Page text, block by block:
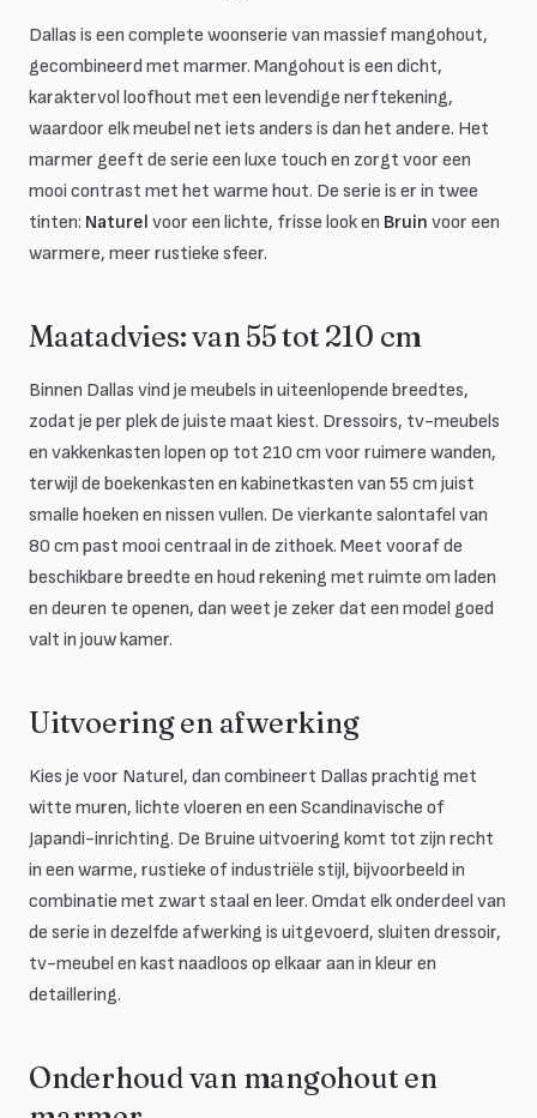
Dallas is een complete woonserie van massief mangohout,
gecombineerd met marmer. Mangohout is een dicht,
karaktervol loofhout met een levendige nerftekening,
waardoor elk meubel net iets anders is dan het andere. Het
marmer geeft de serie een luxe touch en zorgt voor een
mooi contrast met het warme hout. De serie is er in twee
tinten: Naturel voor een lichte, frisse look en Bruin voor een
warmere, meer rustieke sfeer.
Maatadvies: van 55 tot 210 cm
Binnen Dallas vind je meubels in uiteenlopende breedtes,
zodat je per plek de juiste maat kiest. Dressoirs, tv-meubels
en vakkenkasten lopen op tot 210 cm voor ruimere wanden,
terwijl de boekenkasten en kabinetkasten van 55 cm juist
smalle hoeken en nissen vullen. De vierkante salontafel van
80 cm past mooi centraal in de zithoek. Meet vooraf de
beschikbare breedte en houd rekening met ruimte om laden
en deuren te openen, dan weet je zeker dat een model goed
valt in jouw kamer.
Uitvoering en afwerking
Kies je voor Naturel, dan combineert Dallas prachtig met
witte muren, lichte vloeren en een Scandinavische of
Japandi-inrichting. De Bruine uitvoering komt tot zijn recht
in een warme, rustieke of industriële stijl, bijvoorbeeld in
combinatie met zwart staal en leer. Omdat elk onderdeel van
de serie in dezelfde afwerking is uitgevoerd, sluiten dressoir,
tv-meubel en kast naadloos op elkaar aan in kleur en
detaillering.
Onderhoud van mangohout en